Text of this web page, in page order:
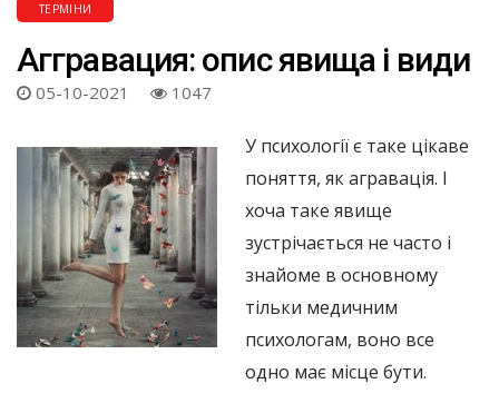
ТЕРМІНИ
Аггравация: опис явища і види
05-10-2021 1047
У психології є таке цікаве
поняття, як агравація. І
хоча таке явище
зустрічається не часто і
знайоме в основному
тільки медичним
психологам, воно все
одно має місце бути.